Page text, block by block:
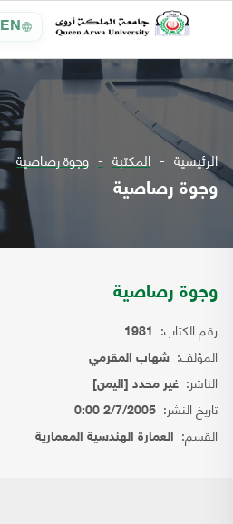
EN
الرئيسية المكتبة وجوة رصاصية
وجوة رصاصية
وجوة رصاصية
رقم الكتاب: 1981
المؤلف: شهاب المقرمي
الناشر: غير محدد [اليمن]
تاريخ النشر: 2/7/2005 0:00
القسم: العمارة الهندسية المعمارية